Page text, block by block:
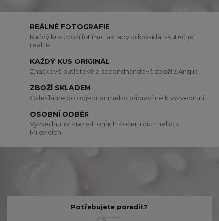
REÁLNÉ FOTOGRAFIE
Každý kus zboží fotíme tak, aby odpovídal skutečné
realitě
KAŽDÝ KUS ORIGINÁL
Značkové outletové a secondhandové zboží z Anglie
ZBOŽÍ SKLADEM
Odesíláme po objednání nebo připravíme k vyzvednutí
OSOBNÍ ODBĚR
Vyzvednutí v Praze-Horních Počernicích nebo v
Milovicích
Potřebujete poradit?